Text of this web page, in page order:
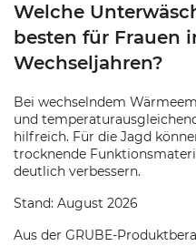
Welche
besten für Frauen
Wechseljahren?
Bei wechselndem
und
hilfreich. Für die Jagd
trocknende
deutlich verbessern.
Stand: August 2026
Aus der GRUBE-